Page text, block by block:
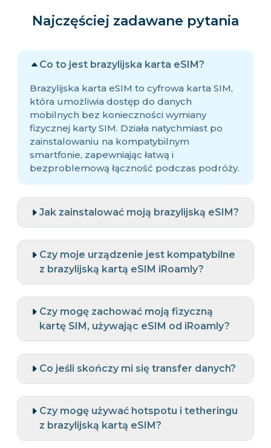
Najczęściej zadawane pytania
Co to jest brazylijska karta eSIM?
Brazylijska karta eSIM to cyfrowa karta SIM,
która umożliwia dostęp do danych
mobilnych bez konieczności wymiany
fizycznej karty SIM. Działa natychmiast po
zainstalowaniu na kompatybilnym
smartfonie, zapewniając łatwą i
bezproblemową łączność podczas podróży.
Jak zainstalować moją brazylijską eSIM?
Czy moje urządzenie jest kompatybilne
z brazylijską kartą eSIM iRoamly?
Czy mogę zachować moją fizyczną
kartę SIM, używając eSIM od iRoamly?
Co jeśli skończy mi się transfer danych?
Czy mogę używać hotspotu i tetheringu
z brazylijską kartą eSIM?